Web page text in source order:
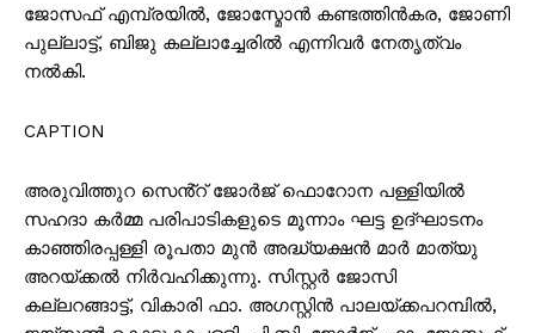
ജോസഫ് എമ്പ്രയിൽ, ജോസ്മോൻ കണ്ടത്തിൻകര, ജോണി
പുല്ലാട്ട്, ബിജു കല്ലാച്ചേരിൽ എന്നിവർ നേതൃത്വം
നൽകി.
CAPTION
അരുവിത്തുറ സെൻ്റ് ജോർജ് ഫൊറോന പള്ളിയിൽ
സഹദാ കർമ്മ പരിപാടികളുടെ മൂന്നാം ഘട്ട ഉദ്ഘാടനം
കാഞ്ഞിരപ്പള്ളി രൂപതാ മുൻ അദ്ധ്യക്ഷൻ മാർ മാത്യു
അറയ്ക്കൽ നിർവഹിക്കുന്നു. സിസ്റ്റർ ജോസി
കല്ലറങ്ങാട്ട്, വികാരി ഫാ. അഗസ്റ്റിൻ പാലയ്ക്കപറമ്പിൽ,